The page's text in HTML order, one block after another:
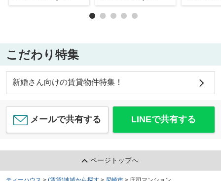
こだわり特集
新婚さん向けの賃貸物件特集！
メールで共有する LINEで共有する
ページトップへ